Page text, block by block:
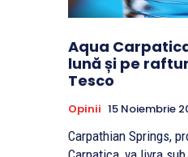
Aqua
lună și pe
Tesco
Opinii 15 Noiembrie
Carpathian Springs,